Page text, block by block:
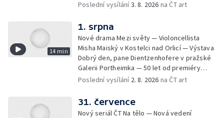
zprávy z kultury — Nález historických
Poslední vysílání3. 8. 2026 na ČT art
14 min
1. srpna
Nové drama Mezi světy — Violoncellista
Misha Maiský v Kostelci nad Orlicí — Výstava
Dobrý den, pane Dientzenhofere v pražské
Galerii Portheimka — 50 let od premiéry
filmu Na samotě u lesa — Krátké zprávy z
Mercury
Poslední vysílání 2. 8. 2026 na ČT art
31. července
Nový seriál ČT Na tělo — Nová vedení